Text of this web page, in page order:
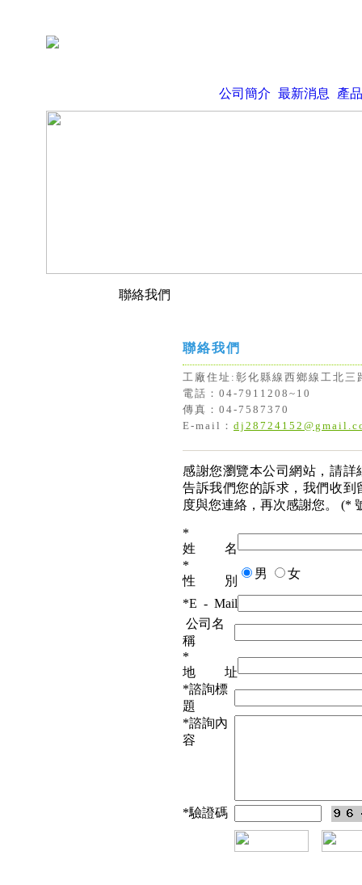
公司簡介 最新消息 產
聯絡我們
聯絡我們
工廠住址:彰化縣線西鄉線工北三
電話：04-7911208~10
傳真：04-7587370
E-mail：
感謝您瀏覽本公司網站，請詳
告訴我們您的訴求，我們收到
度與您連絡，再次感謝您。
(*
*
姓 名
*
性 別
男 女
*E - Mail
公司名
稱
*
地 址
*諮詢標
題
*諮詢內
容
*驗證碼